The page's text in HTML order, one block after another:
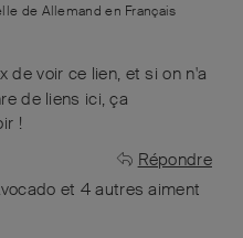
de Allemand en Français
de voir ce lien, et si on n'a
de liens ici, ça
!
Répondre
et 4 autres aiment